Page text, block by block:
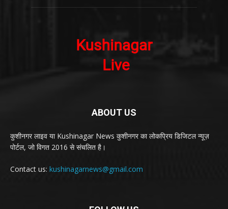
ABOUT US
कुशीनगर लाइव या Kushinagar News कुशीनगर का लोकप्रिय डिजिटल न्यूज़
पोर्टल, जो विगत 2016 से संचलित है।
Contact us: kushinagarnews@gmail.com